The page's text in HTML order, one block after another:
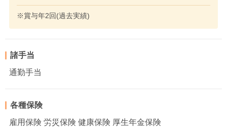
※賞与年2回(過去実績)
諸手当
通勤手当
各種保険
雇用保険 労災保険 健康保険 厚生年金保険